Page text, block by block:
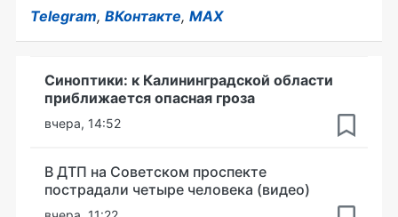
Telegram, ВКонтакте, MAX
Синоптики: к Калининградской области
приближается опасная гроза
вчера, 14:52
В ДТП на Советском проспекте
пострадали четыре человека (видео)